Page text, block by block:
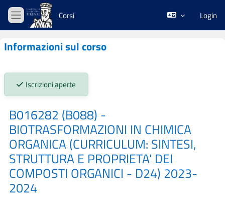
Vai al contenuto principale
Pannello laterale
Corsi Login
Informazioni sul corso
Stato iscrizioni:
Iscrizioni aperte
B016282 (B088) -
BIOTRASFORMAZIONI IN CHIMICA
ORGANICA (CURRICULUM: SINTESI,
STRUTTURA E PROPRIETA' DEI
COMPOSTI ORGANICI - D24) 2023-
2024